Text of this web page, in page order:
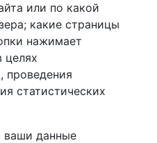
пер.
2.
или по какой
какие страницы
нажимает
целях
проведения
статистических
ваши данные